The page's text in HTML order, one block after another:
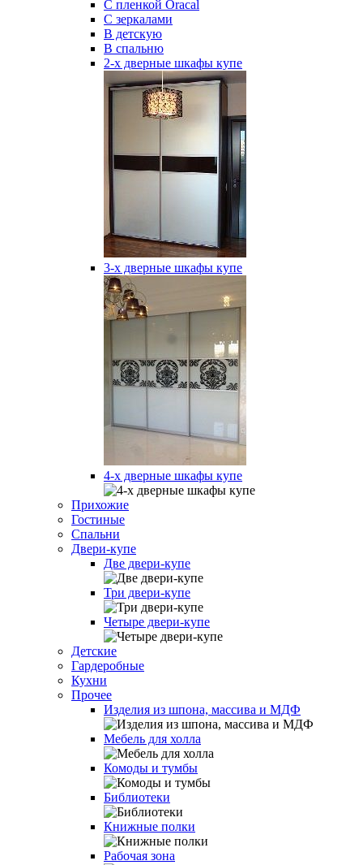
С пленкой Oracal
С зеркалами
В детскую
В спальню
2-х дверные шкафы купе
3-х дверные шкафы купе
4-х дверные шкафы купе
Прихожие
Гостиные
Спальни
Двери-купе
Две двери-купе
Три двери-купе
Четыре двери-купе
Детские
Гардеробные
Кухни
Прочее
Изделия из шпона, массива и МДФ
Мебель для холла
Комоды и тумбы
Библиотеки
Книжные полки
Рабочая зона